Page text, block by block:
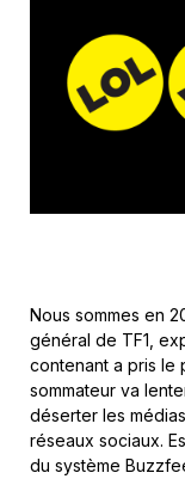
Nous sommes en
général de TF1,
contenant a pris le
sommateur va
déserter les
réseaux sociaux.
du système